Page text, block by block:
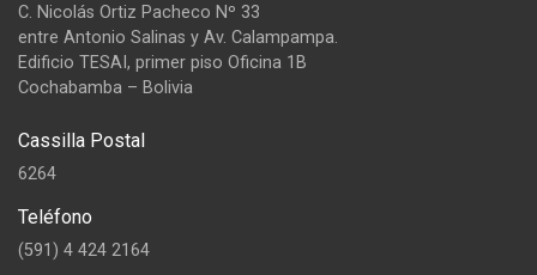
C. Nicolás Ortiz Pacheco Nº 33
entre Antonio Salinas y Av. Calampampa.
Edificio TESAI, primer piso Oficina 1B
Cochabamba – Bolivia
Cassilla Postal
6264
Teléfono
(591) 4 424 2164